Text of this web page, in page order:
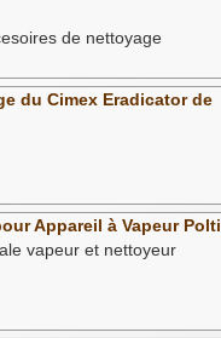
de nettoyage
du Cimex Eradicator de
Appareil à Vapeur Polti
vapeur et nettoyeur